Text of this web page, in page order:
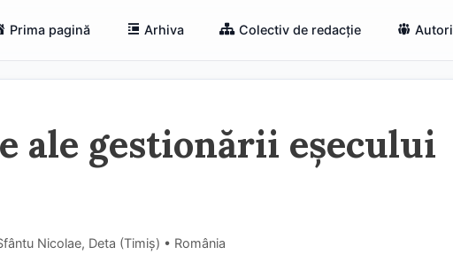
Prima pagină Arhiva Colectiv de redacție Autori
ale gestionării eșecului
Nicolae, Deta (Timiş) • România